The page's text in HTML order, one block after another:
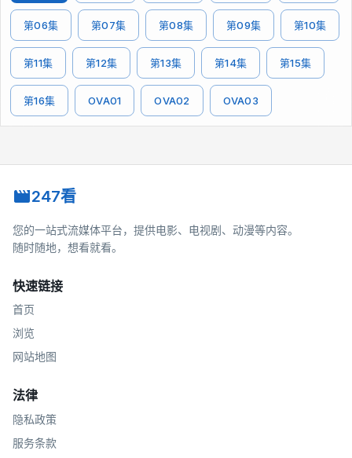
第06集 第07集 第08集 第09集 第10集
第11集 第12集 第13集 第14集 第15集
第16集 OVA01 OVA02 OVA03
247看
您的一站式流媒体平台，提供电影、电视剧、动漫等内容。
随时随地，想看就看。
快速链接
首页
浏览
网站地图
法律
隐私政策
服务条款